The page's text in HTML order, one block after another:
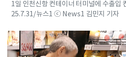
1일 인천신항 컨테이너 터미널에 수출입
25.7.31/뉴스1 ⓒ News1 김민지 기자